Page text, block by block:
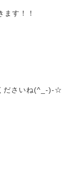
す！！
ださいね(^_-)-☆